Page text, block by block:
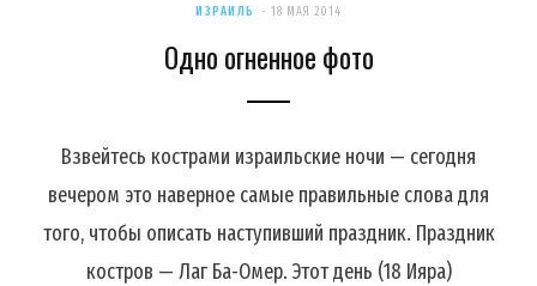
ИЗРАИЛЬ 18 МАЯ 2014
Одно огненное фото
Взвейтесь кострами израильские ночи — сегодня
вечером это наверное самые правильные слова для
того, чтобы описать наступивший праздник. Праздник
костров — Лаг Ба-Омер. Этот день (18 Ияра)